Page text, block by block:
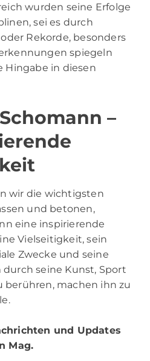
wurden seine Erfolge
sei es durch
Rekorde, besonders
spiegeln
Hingabe in diesen
–
wir die wichtigsten
und betonen,
eine inspirierende
Vielseitigkeit, sein
Zwecke und seine
seine Kunst, Sport
machen ihn zu
und Updates
Mag.